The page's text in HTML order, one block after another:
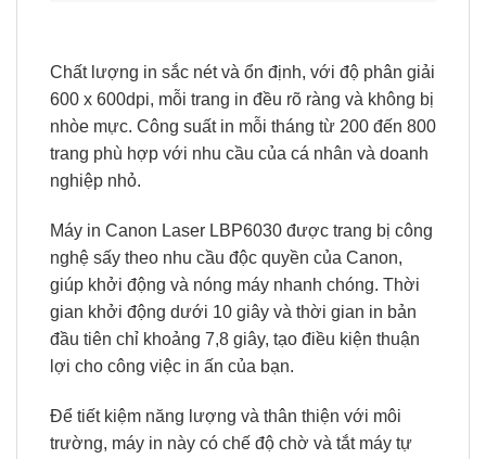
Chất lượng in sắc nét và ổn định, với độ phân giải
600 x 600dpi, mỗi trang in đều rõ ràng và không bị
nhòe mực. Công suất in mỗi tháng từ 200 đến 800
trang phù hợp với nhu cầu của cá nhân và doanh
nghiệp nhỏ.
Máy in Canon Laser LBP6030 được trang bị công
nghệ sấy theo nhu cầu độc quyền của Canon,
giúp khởi động và nóng máy nhanh chóng. Thời
gian khởi động dưới 10 giây và thời gian in bản
đầu tiên chỉ khoảng 7,8 giây, tạo điều kiện thuận
lợi cho công việc in ấn của bạn.
Để tiết kiệm năng lượng và thân thiện với môi
trường, máy in này có chế độ chờ và tắt máy tự